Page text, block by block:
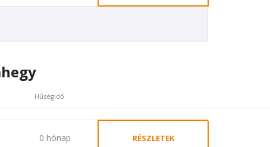
Hűségidő
0 hónap RÉSZLETEK